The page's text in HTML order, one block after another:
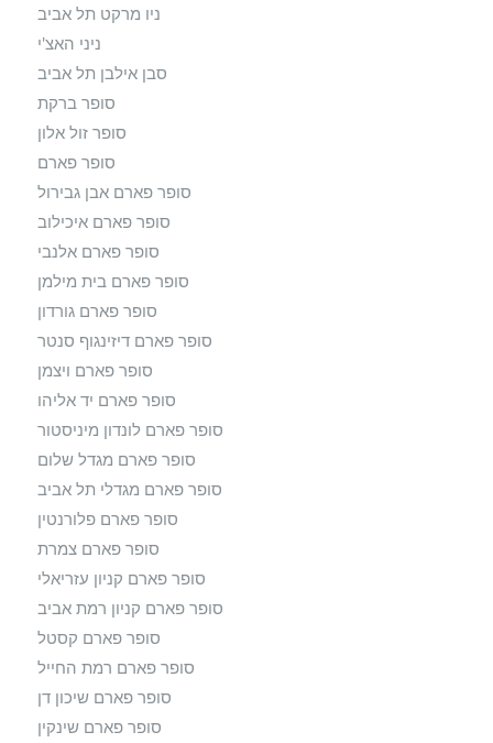
ניו מרקט תל אביב
ניני האצ'י
סבן אילבן תל אביב
סופר ברקת
סופר זול אלון
סופר פארם
סופר פארם אבן גבירול
סופר פארם איכילוב
סופר פארם אלנבי
סופר פארם בית מילמן
סופר פארם גורדון
סופר פארם דיזינגוף סנטר
סופר פארם ויצמן
סופר פארם יד אליהו
סופר פארם לונדון מיניסטור
סופר פארם מגדל שלום
סופר פארם מגדלי תל אביב
סופר פארם פלורנטין
סופר פארם צמרת
סופר פארם קניון עזריאלי
סופר פארם קניון רמת אביב
סופר פארם קסטל
סופר פארם רמת החייל
סופר פארם שיכון דן
סופר פארם שינקין